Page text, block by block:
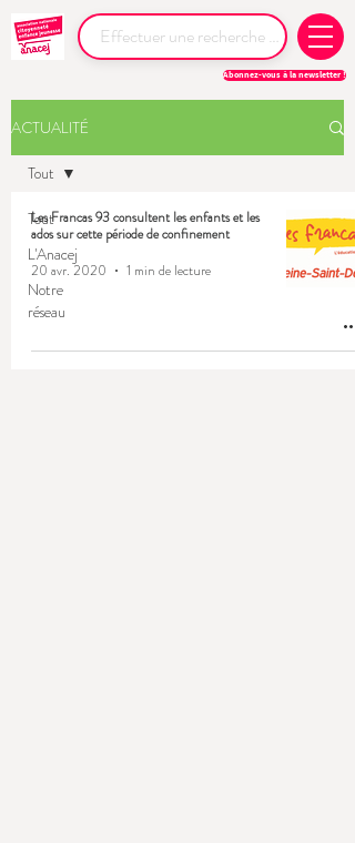
Abonnez-vous à la newsletter !
ACTUALITÉ
Tout
L'Anacej
Notre
réseau
Tout
Les Francas 93 consultent les enfants et les
ados sur cette période de confinement
20 avr. 2020
1 min de lecture